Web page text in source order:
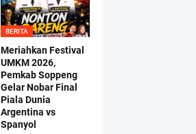
BERITA
Meriahkan Festival
UMKM 2026,
Pemkab Soppeng
Gelar Nobar Final
Piala Dunia
Argentina vs
Spanyol